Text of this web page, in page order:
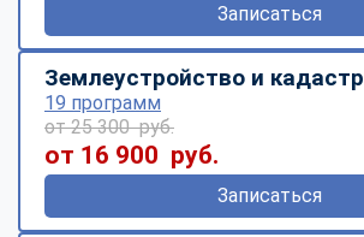
Записаться
Землеустройство и кадастр
19 программ
от 25 300 руб.
от 16 900 руб.
Записаться